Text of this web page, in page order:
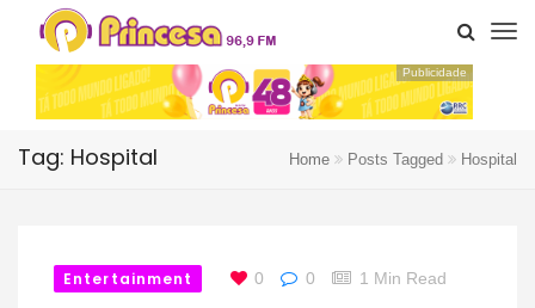
Publicidade
Tag: Hospital Home Posts Tagged Hospital
Entertainment 0 0 1 Min Read